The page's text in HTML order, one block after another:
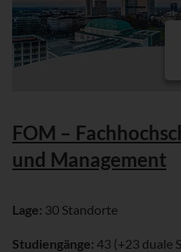
FOM –
und Management
Lage: 30 Standorte
Studiengänge: 43 (+23 duale